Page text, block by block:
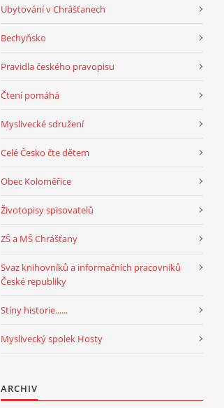
Ubytování v Chrášťanech
Bechyňsko
Pravidla českého pravopisu
Čtení pomáhá
Myslivecké sdružení
Celé Česko čte dětem
Obec Koloměřice
Životopisy spisovatelů
ZŠ a MŠ Chrášťany
Svaz knihovníků a informačních pracovníků
České republiky
Stíny historie......
Myslivecký spolek Hosty
ARCHIV